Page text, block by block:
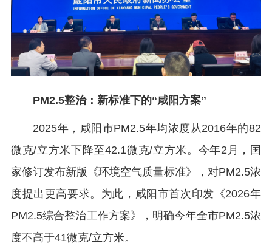
PM2.5整治：新标准下的“咸阳方案”
2025年，咸阳市PM2.5年均浓度从2016年的82
微克/立方米下降至42.1微克/立方米。今年2月，国
家修订发布新版《环境空气质量标准》，对PM2.5浓
度提出更高要求。为此，咸阳市首次印发《2026年
PM2.5综合整治工作方案》，明确今年全市PM2.5浓
度不高于41微克/立方米。